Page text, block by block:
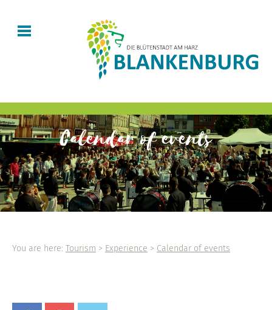
Calendar of events
You are here: Tourism > Experience > Calendar of events